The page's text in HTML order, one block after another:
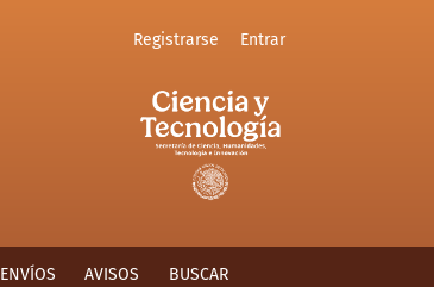
Registrarse Entrar
ENVÍOS AVISOS BUSCAR